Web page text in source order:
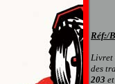
Réf:/
Livret
des
203 et